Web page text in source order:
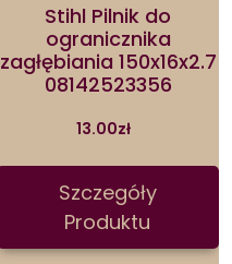
Stihl Pilnik do
ogranicznika
zagłębiania 150x16x2.7
08142523356
13.00zł
Szczegóły
Produktu